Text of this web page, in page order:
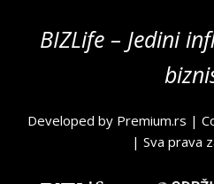
BIZLife – Jedini
Developed by Premium.rs |
| Sva prava